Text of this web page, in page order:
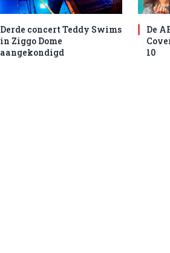
Derde concert Teddy Swims
in Ziggo Dome
aangekondigd
De
10